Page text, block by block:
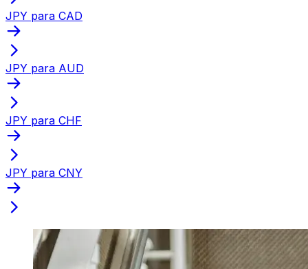
JPY para CAD
JPY para AUD
JPY para CHF
JPY para CNY